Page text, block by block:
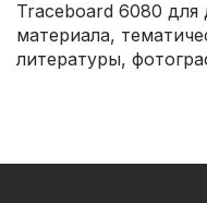
Traceboard 6080 для
материала,
литературы,